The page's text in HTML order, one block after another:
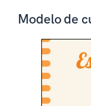
Modelo de